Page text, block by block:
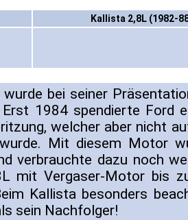
Kallista 2,8L (1982-
wurde bei seiner
1984 spendierte Ford
welcher aber nicht
Mit diesem Motor
verbrauchte dazu noch
mit Vergaser-Motor bis
Kallista besonders
sein Nachfolger!